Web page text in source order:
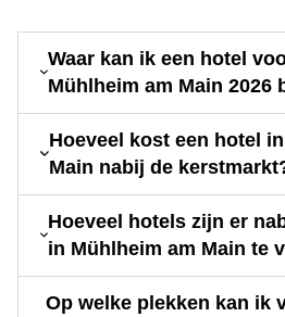
Waar kan ik een hotel
Mühlheim am Main 2026
Hoeveel kost een hotel
Main nabij de
Hoeveel hotels zijn er
in Mühlheim am Main te
Op welke plekken kan ik